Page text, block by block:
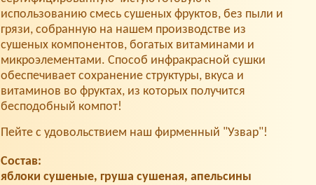
использованию смесь сушеных фруктов, без пыли и
грязи, собранную на нашем производстве из
сушеных компонентов, богатых витаминами и
микроэлементами. Способ инфракрасной сушки
обеспечивает сохранение структуры, вкуса и
витаминов во фруктах, из которых получится
бесподобный компот!
Пейте с удовольствием наш фирменный "Узвар"!
Состав:
яблоки сушеные, груша сушеная, апельсины